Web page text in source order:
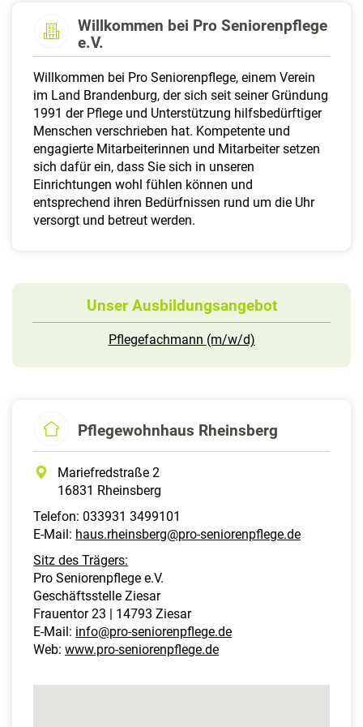
l
e
Willkommen bei Pro Seniorenpflege
e.V.
Willkommen bei Pro Seniorenpflege, einem Verein
im Land Brandenburg, der sich seit seiner Gründung
1991 der Pflege und Unterstützung hilfsbedürftiger
Menschen verschrieben hat. Kompetente und
engagierte Mitarbeiterinnen und Mitarbeiter setzen
sich dafür ein, dass Sie sich in unseren
Einrichtungen wohl fühlen können und
entsprechend ihren Bedürfnissen rund um die Uhr
versorgt und betreut werden.
Unser Ausbildungsangebot
Pflegefachmann (m/w/d)
Pflegewohnhaus Rheinsberg
Mariefredstraße 2
16831 Rheinsberg
Telefon: 033931 3499101
E-Mail: haus.rheinsberg@pro-seniorenpflege.de
Sitz des Trägers:
Pro Seniorenpflege e.V.
Geschäftsstelle Ziesar
Frauentor 23 | 14793 Ziesar
E-Mail: info@pro-seniorenpflege.de
Web: www.pro-seniorenpflege.de